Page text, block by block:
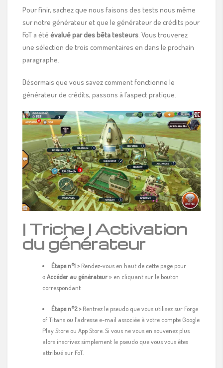
Pour finir, sachez que nous faisons des tests nous même
sur notre générateur et que le générateur de crédits pour
FoT a été évalué par des bêta testeurs. Vous trouverez
une sélection de trois commentaires en dans le prochain
paragraphe.
Désormais que vous savez comment fonctionne le
générateur de crédits, passons à l’aspect pratique.
| Triche | Activation
du générateur
Étape n°1 >Rendez-vous en haut de cette page pour
« Accéder au générateur» en cliquant sur le bouton
correspondant
Étape n°2 >Rentrez le pseudo que vous utilisez sur Forge
of Titans ou l’adresse e-mail associée à votre compte Google
Play Store ou App Store. Si vous ne vous en souvenez plus
alors inscrivez simplement le pseudo que vous vous êtes
attribué sur FoT.